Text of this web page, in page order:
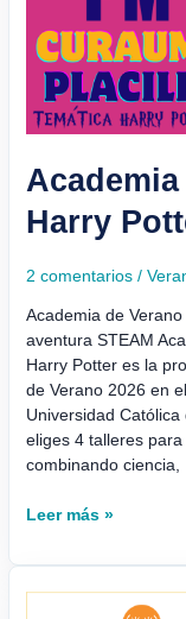
Harry
2 comentarios /
Academia de
aventura STEAM
Harry Potter es la
de Verano 2026 en
Universidad
eliges 4 talleres
combinando ciencia,
Leer más »